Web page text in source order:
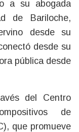
a su abogada
de Bariloche,
desde su
desde su
pública desde
del Centro
de
que promueve